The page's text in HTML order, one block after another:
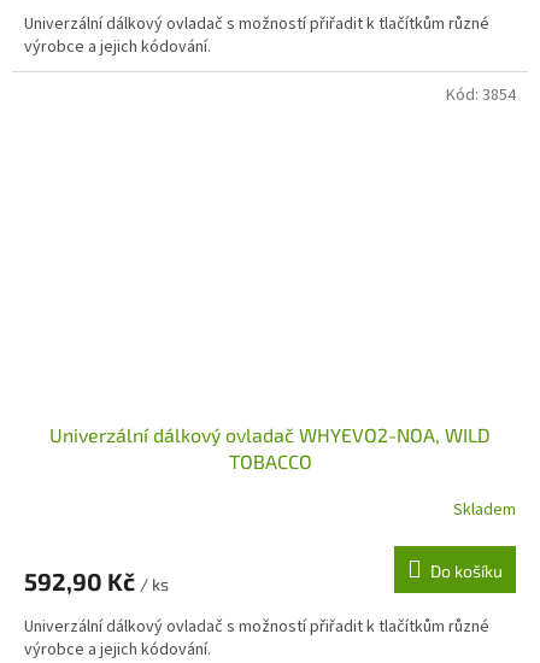
Univerzální dálkový ovladač s možností přiřadit k tlačítkům různé
výrobce a jejich kódování.
Univerzální dálkový ovladač WHYEVO2-NOA, WILD
TOBACCO
Skladem
592,90 Kč / ks
Do košíku
Univerzální dálkový ovladač s možností přiřadit k tlačítkům různé
výrobce a jejich kódování.
Kód: 3854